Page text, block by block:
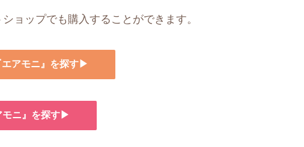
ョップでも購入することができます。
アモニ』を探す▶
モニ』を探す▶